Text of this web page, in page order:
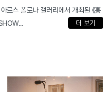
스 폴로나 갤러리에서 개최된 《홍
더 보기